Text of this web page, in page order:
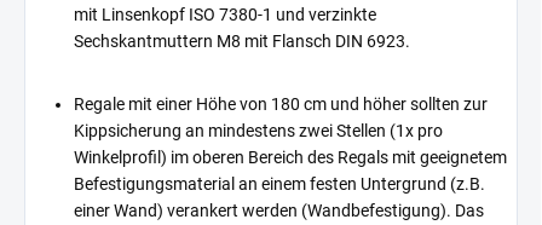
mit Linsenkopf ISO 7380-1 und verzinkte
Sechskantmuttern M8 mit Flansch DIN 6923.
Regale mit einer Höhe von 180 cm und höher sollten zur
Kippsicherung an mindestens zwei Stellen (1x pro
Winkelprofil) im oberen Bereich des Regals mit geeignetem
Befestigungsmaterial an einem festen Untergrund (z.B.
einer Wand) verankert werden (Wandbefestigung). Das